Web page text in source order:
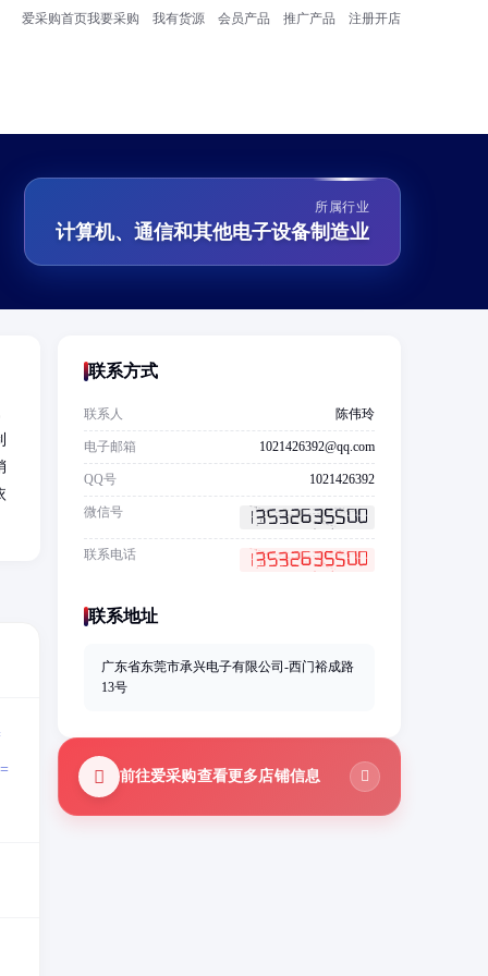
爱采购首页我要采购 我有货源 会员产品 推广产品 注册开店
所属行业
计算机、通信和其他电子设备制造业
联系方式
联系人 陈伟玲
电子邮箱 1021426392@qq.com
QQ号 1021426392
微信号
联系电话
联系地址
广东省东莞市承兴电子有限公司-西门裕成路
13号
前往爱采购查看更多店铺信息